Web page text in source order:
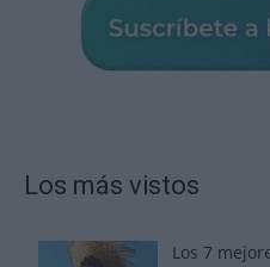
Los más vistos
Los 7